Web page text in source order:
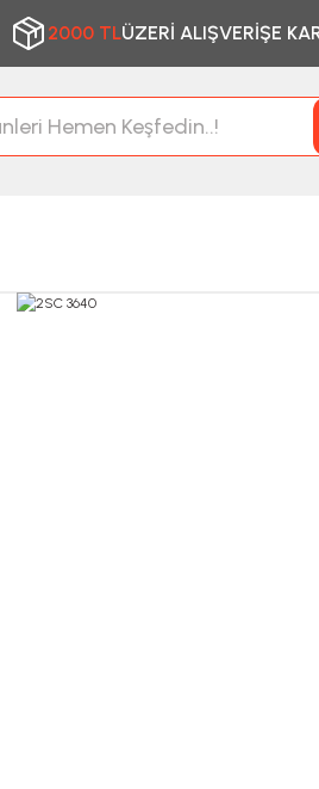
2000 TLÜZERİ ALIŞVERİŞE